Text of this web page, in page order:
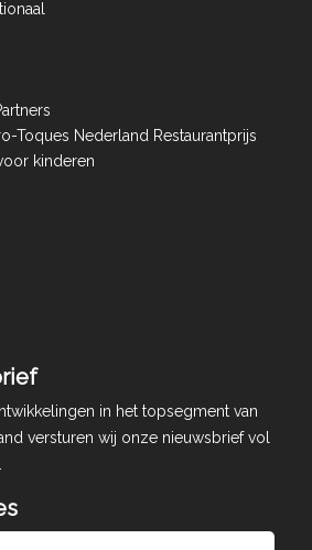
Toques Nederland Restaurantprijs
kinderen
in het topsegment van
versturen wij onze nieuwsbrief vol